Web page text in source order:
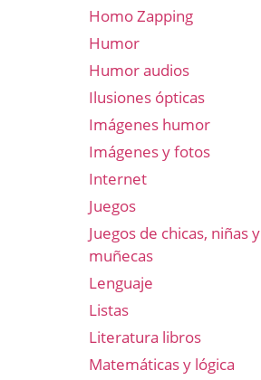
Homo Zapping
Humor
Humor audios
Ilusiones ópticas
Imágenes humor
Imágenes y fotos
Internet
Juegos
Juegos de chicas, niñas y
muñecas
Lenguaje
Listas
Literatura libros
Matemáticas y lógica